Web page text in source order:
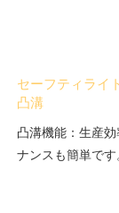
セーフティライ
凸溝
凸溝機能：生産
ナンスも簡単です